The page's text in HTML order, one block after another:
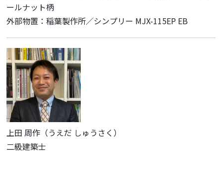
ールナット柄
外部物置：稲葉製作所／シンプリー MJX-115EP EB
上田 周作（うえだ しゅうさく）
二級建築士